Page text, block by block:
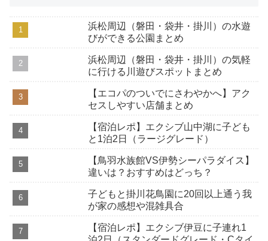
浜松周辺（磐田・袋井・掛川）の水遊
びができる公園まとめ
浜松周辺（磐田・袋井・掛川）の気軽
に行ける川遊びスポットまとめ
【エコパのついでにさわやかへ】アク
セスしやすい店舗まとめ
【宿泊レポ】エクシブ山中湖に子ども
と1泊2日（ラージグレード）
【鳥羽水族館VS伊勢シーパラダイス】
違いは？おすすめはどっち？
子どもと掛川花鳥園に20回以上通う我
が家の感想や混雑具合
【宿泊レポ】エクシブ伊豆に子連れ1